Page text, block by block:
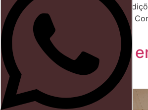
renda os aposentados nestas
Direito Tributário, com amparo na
garante tal […]
Direito Tributário
Option